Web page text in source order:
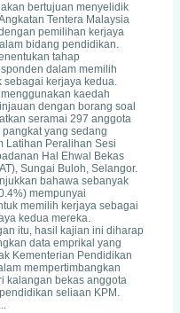
bertujuan menyelidik
Tentera Malaysia
pemilihan kerjaya
bidang pendidikan.
tahap
dalam memilih
sebagai kerjaya kedua.
kaedah
dengan borang soal
seramai 297 anggota
yang sedang
Latihan Peralihan Sesi
Hal Ehwal Bekas
Sungai Buloh, Selangor.
bahawa sebanyak
mempunyai
memilih kerjaya sebagai
kedua mereka.
itu, hasil kajian ini diharap
data emprikal yang
Kementerian Pendidikan
mempertimbangkan
kalangan bekas anggota
seliaan KPM.